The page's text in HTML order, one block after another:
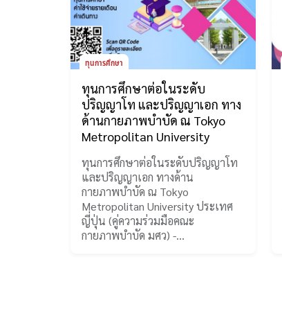
ทุนการศึกษา
ทุนการศึกษาต่อในระดับ
ปริญญาโท และปริญญาเอก ทาง
ด้านกายภาพบำบัด ณ Tokyo
Metropolitan University
ทุนการศึกษาต่อในระดับปริญญาโท
และปริญญาเอก ทางด้าน
กายภาพบำบัด ณ Tokyo
Metropolitan University ประเทศ
ญี่ปุ่น (คู่ความร่วมมือคณะ
กายภาพบำบัด มศว) -…